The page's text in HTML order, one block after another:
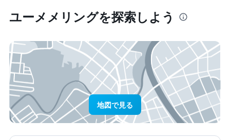
ユーメメリング​を探索しよう
地図で見る